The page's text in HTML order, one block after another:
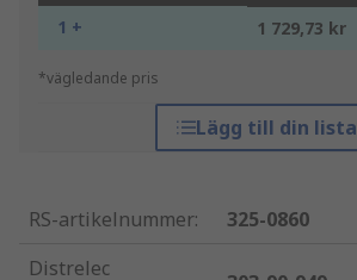
1 + 1 729,73 kr
*vägledande pris
Lägg till din lista
RS-artikelnummer:
325-0860
Distrelec